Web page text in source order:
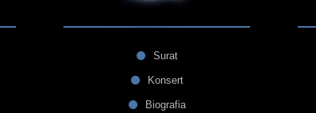
Surat
Konsert
Biografia